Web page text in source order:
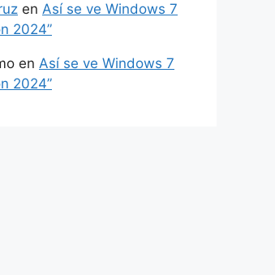
en Así se ve Windows 7
2024”
en Así se ve Windows 7
2024”